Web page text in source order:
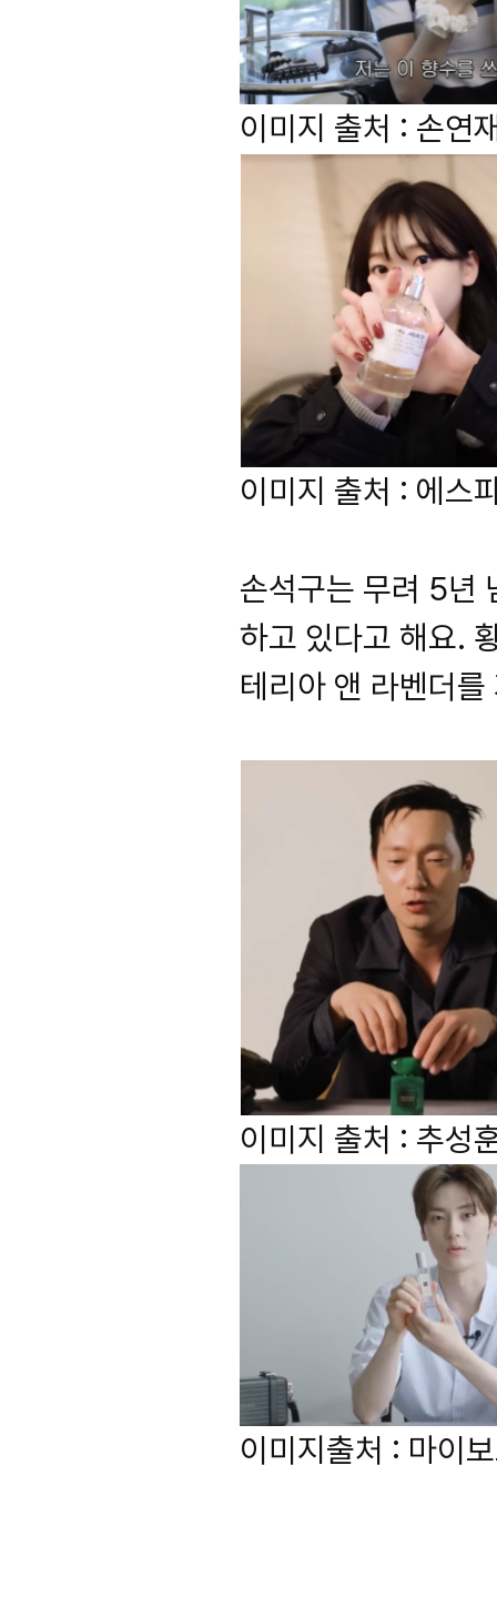
이미지 출처 : 손연
이미지 출처 : 에스
손석구는 무려 5년
하고 있다고 해요.
테리아 앤 라벤더
이미지 출처 : 추성
이미지출처 : 마이